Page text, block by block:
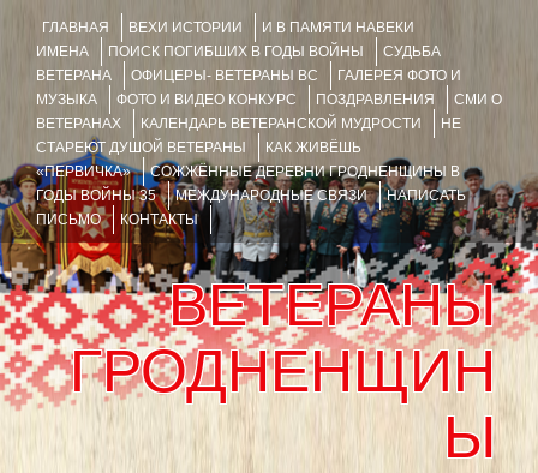
ГЛАВНАЯ ВЕХИ ИСТОРИИ
И В ПАМЯТИ НАВЕКИ
ИМЕНА
ПОИСК ПОГИБШИХ В ГОДЫ ВОЙНЫ
СУДЬБА
ВЕТЕРАНА
ОФИЦЕРЫ- ВЕТЕРАНЫ ВС
ГАЛЕРЕЯ ФОТО И
МУЗЫКА
ФОТО И ВИДЕО КОНКУРС ПОЗДРАВЛЕНИЯ
СМИ О
ВЕТЕРАНАХ
КАЛЕНДАРЬ ВЕТЕРАНСКОЙ МУДРОСТИ
НЕ
СТАРЕЮТ ДУШОЙ ВЕТЕРАНЫ
КАК ЖИВЁШЬ
«ПЕРВИЧКА»
СОЖЖЁННЫЕ ДЕРЕВНИ ГРОДНЕНЩИНЫ В
ГОДЫ ВОЙНЫ 35
МЕЖДУНАРОДНЫЕ СВЯЗИ
НАПИСАТЬ
ПИСЬМО
КОНТАКТЫ
ВЕТЕРАНЫ
ГРОДНЕНЩИН
Ы